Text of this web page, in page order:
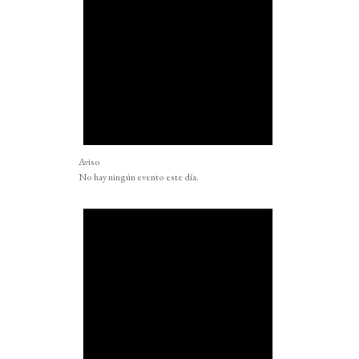
Aviso
No hay ningún evento este día.